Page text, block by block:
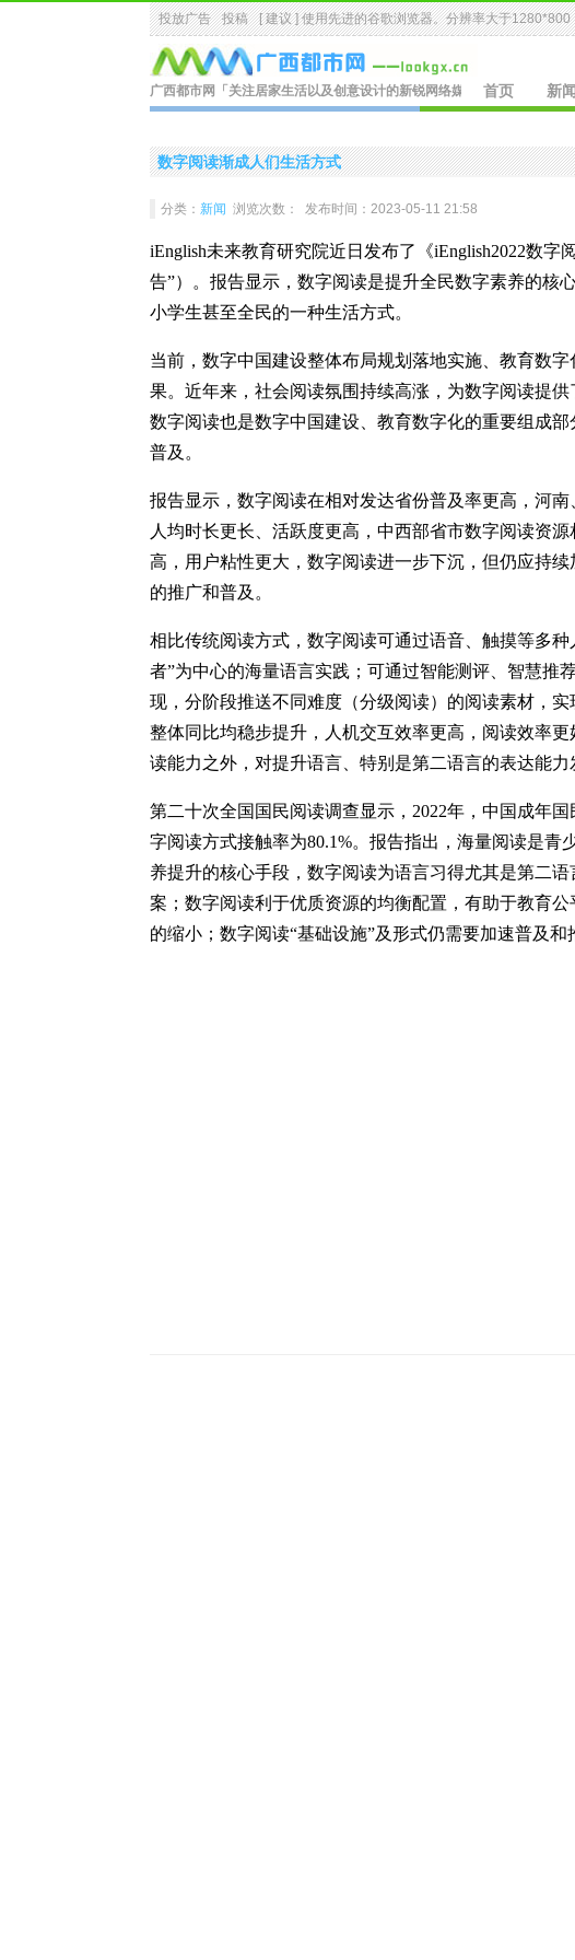
投放广告 投稿 [ 建议 ] 使用先进的谷歌浏览器。分辨率大于1280*800
广西都市网 「关注居家生活以及创意设计的新锐网络媒体.」首页 新闻
数字阅读渐成人们生活方式
分类： 新闻 浏览次数： 发布时间：2023-05-11 21:58
iEnglish未来教育研究院近日发布了《iEnglish2022数字
告”）。报告显示，数字阅读是提升全民数字素养的核
小学生甚至全民的一种生活方式。
当前，数字中国建设整体布局规划落地实施、教育数
果。近年来，社会阅读氛围持续高涨，为数字阅读提
数字阅读也是数字中国建设、教育数字化的重要组成部
普及。
报告显示，数字阅读在相对发达省份普及率更高，河
人均时长更长、活跃度更高，中西部省市数字阅读资
高，用户粘性更大，数字阅读进一步下沉，但仍应持
的推广和普及。
相比传统阅读方式，数字阅读可通过语音、触摸等多
者”为中心的海量语言实践；可通过智能测评、智慧推
现，分阶段推送不同难度（分级阅读）的阅读素材，
整体同比均稳步提升，人机交互效率更高，阅读效率
读能力之外，对提升语言、特别是第二语言的表达能力
第二十次全国国民阅读调查显示，2022年，中国成年国
字阅读方式接触率为80.1%。报告指出，海量阅读是青
养提升的核心手段，数字阅读为语言习得尤其是第二
案；数字阅读利于优质资源的均衡配置，有助于教育
的缩小；数字阅读“基础设施”及形式仍需要加速普及和